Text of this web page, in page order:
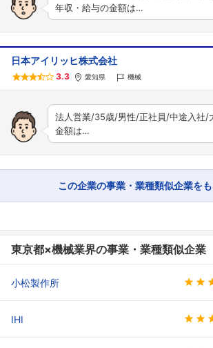
年収・給与の金額は…
日本アイリッヒ株式会社
3.3 愛知県 機械
法人営業/35歳/男性/正社員/中途入社/
金額は…
この企業の事業・業種類似企業を
東京都×機械業界の事業・業種類似企業
小松製作所
IHI